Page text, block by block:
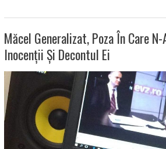
Măcel Generalizat, Poza În Care
Inocenții Și Decontul Ei